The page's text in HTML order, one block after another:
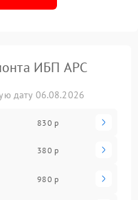
ИБП APC
дату 06.08.2026
830 р
380 р
980 р